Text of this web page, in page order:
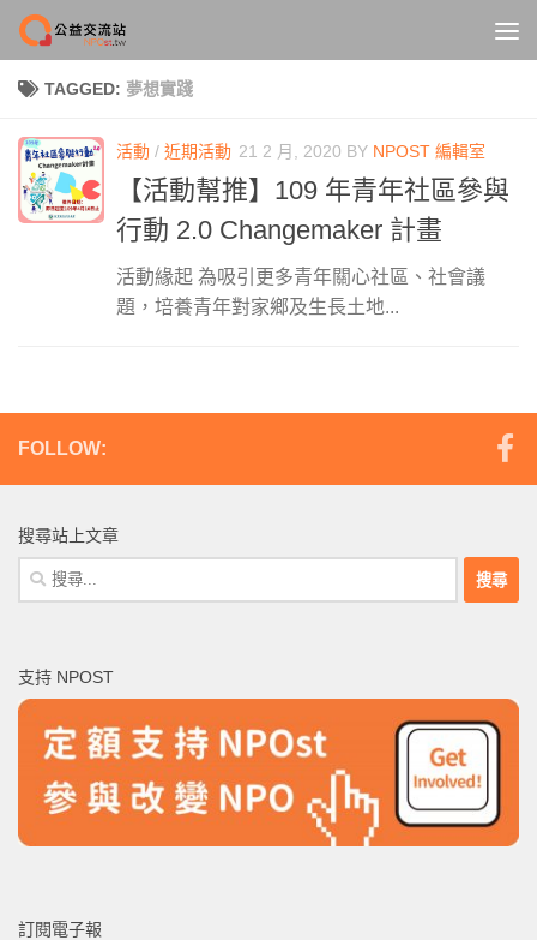
Skip to content
TAGGED: 夢想實踐
活動 / 近期活動 21 2 月, 2020 BY NPOST 編輯室
【活動幫推】109 年青年社區參與
行動 2.0 Changemaker 計畫
活動緣起 為吸引更多青年關心社區、社會議
題，培養青年對家鄉及生長土地...
FOLLOW:
搜尋站上文章
搜
尋
字:
支持 NPOST
訂閱電子報